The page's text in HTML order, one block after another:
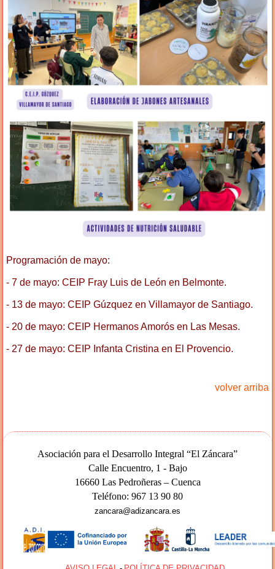
Programación de mayo:
- 7 de mayo: CEIP Fray Luis de León en Belmonte.
- 13 de mayo:CEIP Gúzquez en Villamayor de Santiago.
- 20 de mayo:CEIP Hermanos Amorós en Las Mesas.
- 27 de mayo:CEIP Infanta Cristina en El Provencio.
volver arriba
Asociación para el Desarrollo Integral “El Záncara”
Calle Encuentro, 1 - Bajo
16660 Las Pedroñeras – Cuenca
Teléfono: 967 13 90 80
zancara@adizancara.es